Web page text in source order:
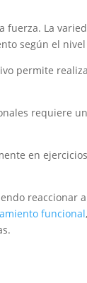
La
según el
permite
requiere
en
reaccionar
funcional